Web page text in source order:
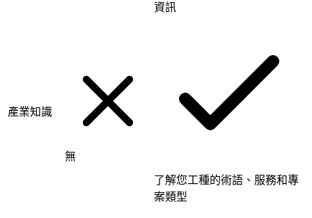
資訊
產業知識
無
了解您工種的術語、服務和專
案類型